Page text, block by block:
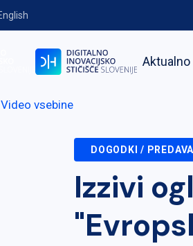
Aktualno
vsebine
DOGODKI /
Izzivi